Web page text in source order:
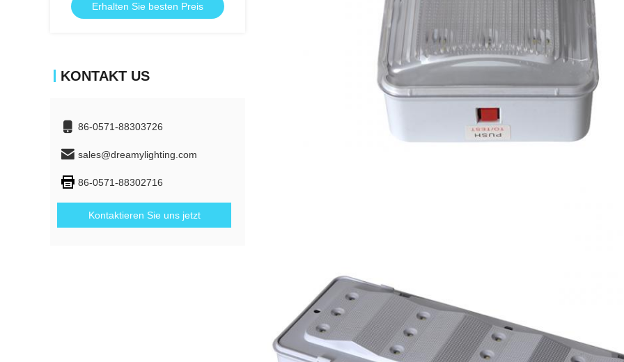
Erhalten Sie besten Preis
KONTAKT US
86-0571-88303726
sales@dreamylighting.com
86-0571-88302716
Kontaktieren Sie uns jetzt